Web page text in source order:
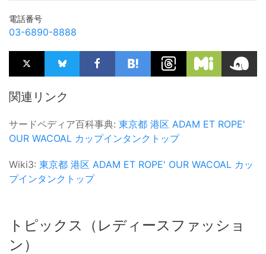
電話番号
03-6890-8888
関連リンク
サードペディア百科事典: 東京都 港区 ADAM ET ROPE'
OUR WACOAL カップインタンクトップ
Wiki3: 東京都 港区 ADAM ET ROPE' OUR WACOAL カッ
プインタンクトップ
トピックス（レディースファッショ
ン）